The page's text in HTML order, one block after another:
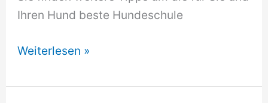
Ihren Hund beste Hundeschule
Hundeschule
Pyrmont
Weiterlesen »